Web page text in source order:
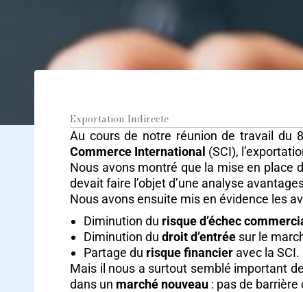
Exportation Indirecte
Au cours de notre réunion de travail du
Commerce International (SCI),
Nous avons montré que la mise en place
devait faire l’objet d’une analyse
Nous avons ensuite mis en évidence les
Diminution du risque d’échec
Diminution du droit d’entrée sur le
Partage du risque financier avec la SCI.
Mais il nous a surtout semblé important
dans un marché nouveau : pas de